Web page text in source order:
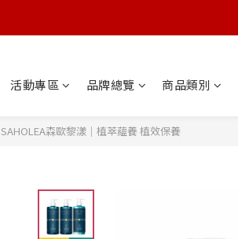
活動專區 品牌總覽 商品類別
SAHOLEA森歐黎漾｜植萃蘊養 植效保養